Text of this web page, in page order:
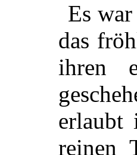
Es
das
ihren
erlaubt
reinen